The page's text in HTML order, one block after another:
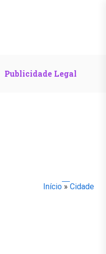
Publicidade Legal
Início » Cidade